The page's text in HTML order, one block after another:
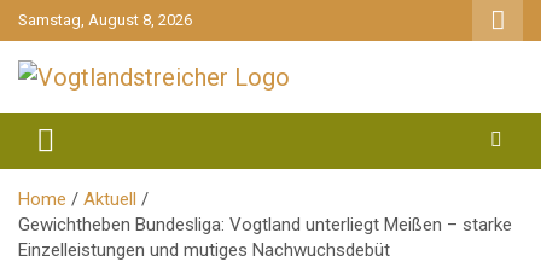
gehe
zum
Inhalt
Samstag, August 8, 2026
Vogtlandstreicher
Home
Aktuell
Gewichtheben Bundesliga: Vogtland unterliegt Meißen – starke
Einzelleistungen und mutiges Nachwuchsdebüt